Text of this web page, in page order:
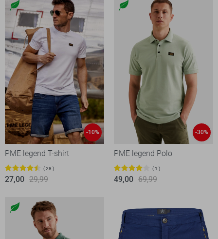
-10%
PME legend T-shirt
28
27,00 29,99
-30%
PME legend Polo
1
49,00 69,99